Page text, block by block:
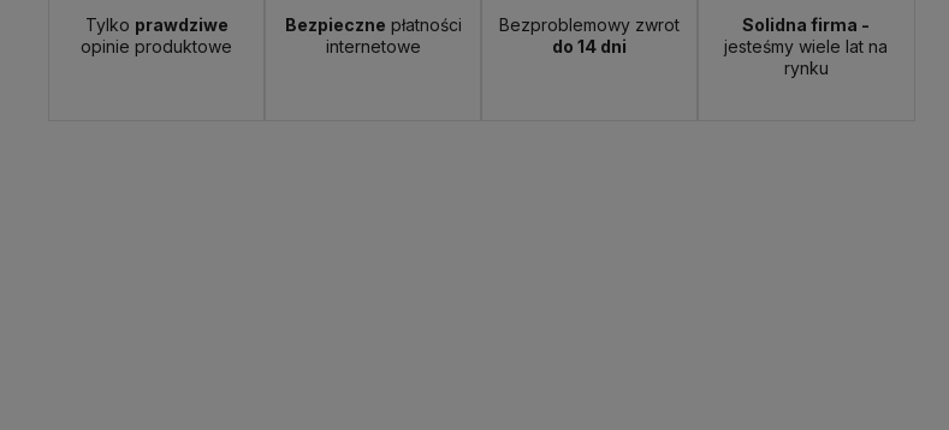
Tylko prawdziwe
opinie produktowe
Bezpieczne płatności
internetowe
Bezproblemowy zwrot
do 14 dni
Solidna firma -
jesteśmy wiele lat na
rynku
Wyślemy do Ciebie w: 24 godziny Dostawa: od 13,00 zł - ORLEN Paczka - (punkty odbioru)